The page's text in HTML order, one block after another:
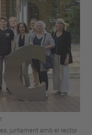
juntament amb el rector